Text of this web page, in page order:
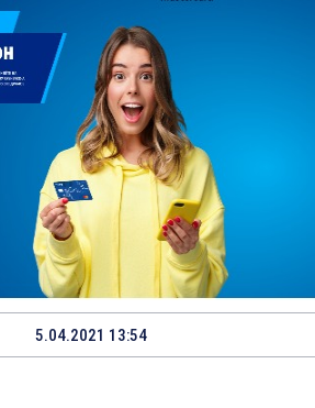
5.04.2021 13:54